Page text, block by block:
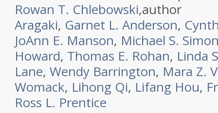
Rowan T. Chlebowski,
Aragaki, Garnet L. Anderson,
JoAnn E. Manson, Michael S.
Howard, Thomas E. Rohan, Linda
Lane, Wendy Barrington, Mara Z.
Womack, Lihong Qi, Lifang Hou,
Ross L. Prentice